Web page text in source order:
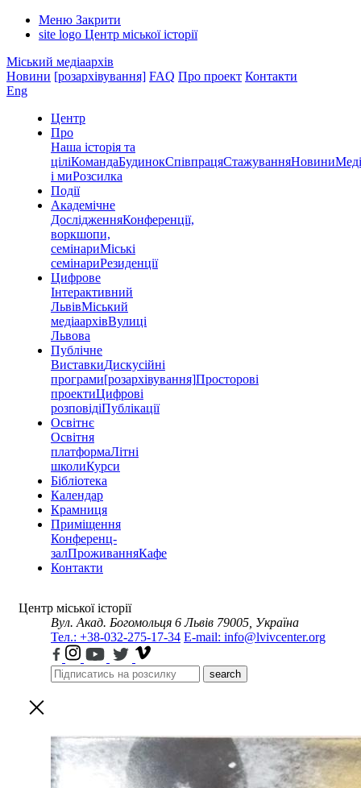
Меню Закрити
site logo Центр міської історії
Міський медіаархів
Новини [розархівування] FAQ Про проект Контакти
Eng
Центр
Про
Наша історія та
ціліКомандаБудинокСпівпрацяСтажуванняНовини
і миРозсилка
Події
Академічне
ДослідженняКонференції,
воркшопи,
семінариМіські
семінариРезиденції
Цифрове
Інтерактивний
ЛьвівМіський
медіаархівВулиці
Львова
Публічне
ВиставкиДискусійні
програми[розархівування]Просторові
проектиЦифрові
розповідіПублікації
Освітнє
Освітня
платформаЛітні
школиКурси
Бібліотека
Календар
Крамниця
Приміщення
Конференц-
залПроживанняКафе
Контакти
Центр міської історії
Вул. Акад. Богомольця 6 Львів 79005, Україна
Тел.: +38-032-275-17-34 E-mail: info@lvivcenter.org
search